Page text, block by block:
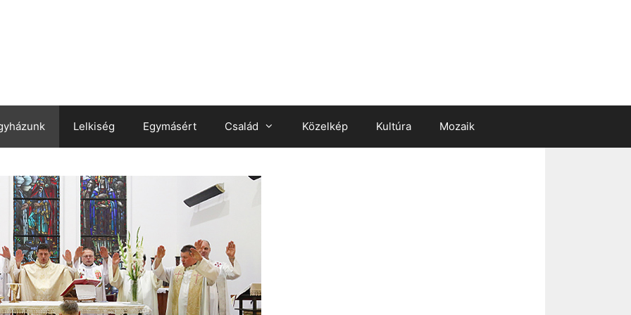
Lelkiség Egymásért Család Közelkép Kultúra Mozaik